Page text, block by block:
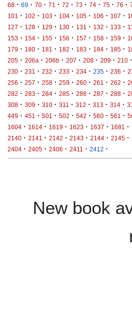
68 · 69 · 70 · 71 · 72 · 73 · 74 · 75 · 76 ·
101
· 102 · 103 · 104 · 105 · 106 · 107 ·
127 · 128 · 129 · 130 · 131 · 132 · 133 ·
153 · 154 · 155 · 156 · 157 · 158 · 159 ·
179 · 180 · 181 · 182 · 183 · 184 · 185 ·
205 · 206a · 206b · 207 · 208 · 209 · 210 ·
230 · 231 · 232 · 233 · 234 · 235 · 236 ·
256 · 257 · 258 · 259 · 260 · 261 · 262 ·
282 · 283 · 284 · 285 · 286 · 287 · 288 ·
308 · 309 · 310 · 311 · 312 · 313 · 314 ·
449 · 451 · 501 · 502 · 542 · 560 · 561 ·
1604 · 1614 · 1619 · 1623 · 1637 · 1681 ·
2140 · 2141 · 2142 · 2143 · 2144 · 2145 ·
2404 · 2405 · 2406 · 2411 · 2412 ·
New book